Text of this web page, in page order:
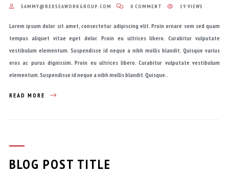
SAMMY@REDSEAWORKGROUP.COM 0 COMMENT 19 VIEWS
Lorem ipsum dolor sit amet, consectetur adipiscing elit. Proin ornare sem sed quam
tempus aliquet vitae eget dolor. Proin eu ultrices libero. Curabitur vulputate
vestibulum elementum. Suspendisse id neque a nibh mollis blandit. Quisque varius
eros ac purus dignissim. Proin eu ultrices libero. Curabitur vulputate vestibulum
elementum. Suspendisse id neque a nibh mollis blandit. Quisque..
READ MORE
BLOG POST TITLE